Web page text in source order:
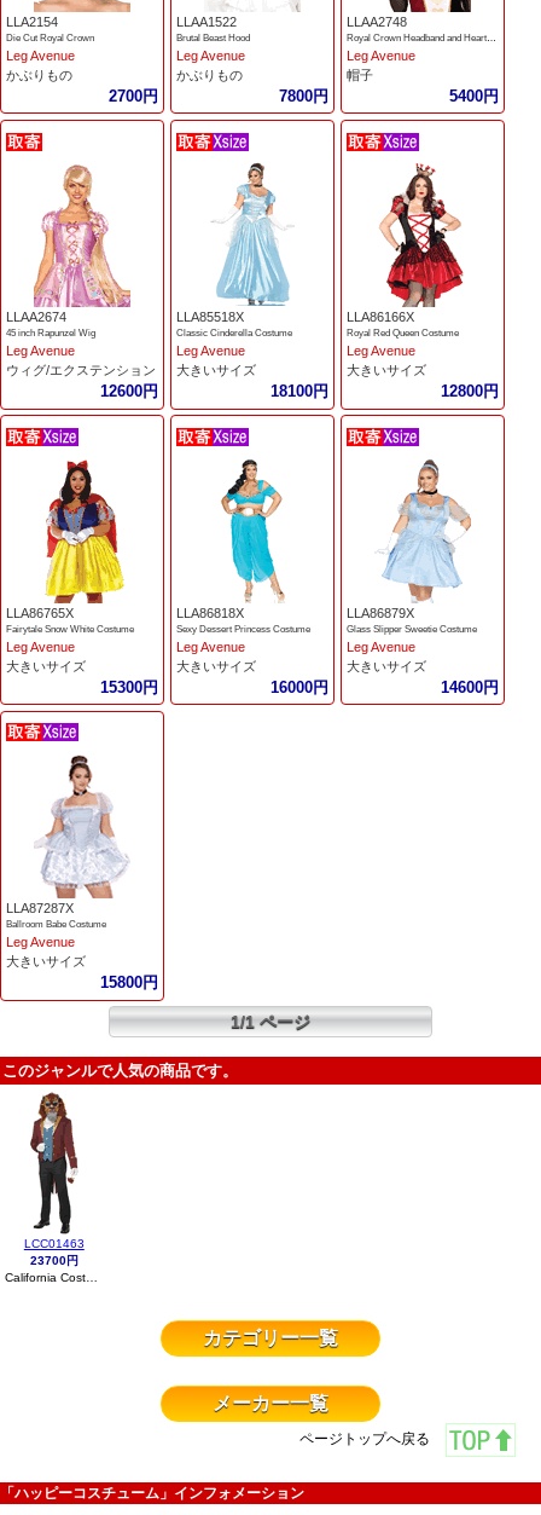
LLA2154
Die Cut Royal Crown
Leg Avenue
かぶりもの
2700円
LLAA1522
Brutal Beast Hood
Leg Avenue
かぶりもの
7800円
LLAA2748
Royal Crown Headband and Heart Scepter
Leg Avenue
帽子
5400円
LLAA2674
45 inch Rapunzel Wig
Leg Avenue
ウィグ/エクステンション
12600円
LLA85518X
Classic Cinderella Costume
Leg Avenue
大きいサイズ
18100円
LLA86166X
Royal Red Queen Costume
Leg Avenue
大きいサイズ
12800円
LLA86765X
Fairytale Snow White Costume
Leg Avenue
大きいサイズ
15300円
LLA86818X
Sexy Dessert Princess Costume
Leg Avenue
大きいサイズ
16000円
LLA86879X
Glass Slipper Sweetie Costume
Leg Avenue
大きいサイズ
14600円
LLA87287X
Ballroom Babe Costume
Leg Avenue
大きいサイズ
15800円
1/1 ページ
このジャンルで人気の商品です。
LCC01463
23700円
カテゴリー一覧
メーカー一覧
ページトップへ戻る
「ハッピーコスチューム」インフォメーション